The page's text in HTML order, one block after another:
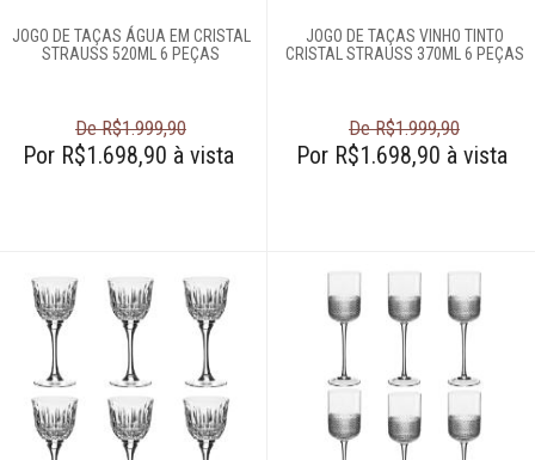
Copos avulsos
Copos térmicos
Jogos de taças
Taça sommelier
Servir
Talheres
JOGO DE TAÇAS ÁGUA EM CRISTAL
STRAUSS 520ML 6 PEÇAS
De R$1.999,90
Por R$1.698,90 à vista
JOGO DE TAÇAS VINHO TINTO
CRISTAL STRAUSS 370ML 6 PEÇAS
De R$1.999,90
Por R$1.698,90 à vista